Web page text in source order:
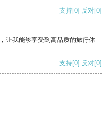
支持[0] 反对[0]
让我能够享受到高品质的旅行体
支持[0] 反对[0]